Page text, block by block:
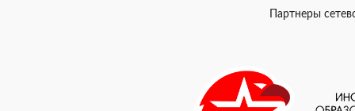
Партнеры